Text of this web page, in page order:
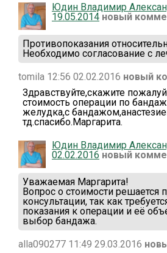
Юдин Владимир
19.05.2014 новый
Противопоказания
Необходимо согласование с
tomila 12:56 02.02.2016 новый
Здравствуйте,скажите
стоимость операции по
желудка,с
тд.спасибо.Маргарита.
Юдин Владимир
02.02.2016 новый
Уважаемая Маргарита!
Вопрос о стоимости решается
консультации, так как
показания к операции и её
выбор бандажа.
alla090277 11:49 29.03.2016